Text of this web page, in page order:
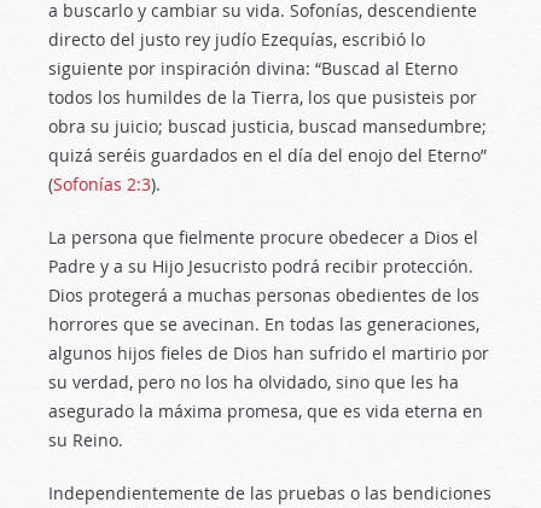
a buscarlo y cambiar su vida. Sofonías, descendiente
directo del justo rey judío Ezequías, escribió lo
siguiente por inspiración divina: “Buscad al Eterno
todos los humildes de la Tierra, los que pusisteis por
obra su juicio; buscad justicia, buscad mansedumbre;
quizá seréis guardados en el día del enojo del Eterno”
(Sofonías 2:3).
La persona que fielmente procure obedecer a Dios el
Padre y a su Hijo Jesucristo podrá recibir protección.
Dios protegerá a muchas personas obedientes de los
horrores que se avecinan. En todas las generaciones,
algunos hijos fieles de Dios han sufrido el martirio por
su verdad, pero no los ha olvidado, sino que les ha
asegurado la máxima promesa, que es vida eterna en
su Reino.
Independientemente de las pruebas o las bendiciones